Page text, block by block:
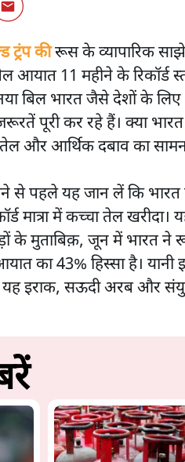
ट्रंप कीरूस के व्यापारिक
आयात 11 महीने के
बिल भारत जैसे देशों के
पूरी कर रहे हैं। क्या
और आर्थिक दबाव का
से पहले यह जान लें कि
मात्रा में कच्चा तेल
मुताबिक़, जून में भारत ने
का 43% हिस्सा है।
यह इराक, सऊदी अरब और